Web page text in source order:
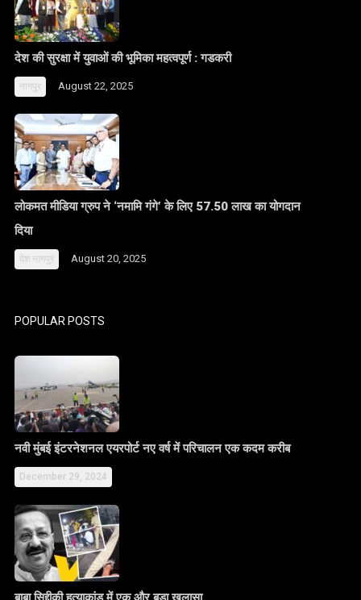
देश की सुरक्षा में युवाओं की भूमिका महत्वपूर्ण : गडकरी
नागपुर August 22, 2025
लोकमत मीडिया ग्रुप ने ‘नमामि गंगे’ के लिए 57.50 लाख का योगदान
दिया
देश नागपुर August 20, 2025
POPULAR POSTS
नवी मुंबई इंटरनेशनल एयरपोर्ट नए वर्ष में परिचालन एक कदम करीब
December 29, 2024